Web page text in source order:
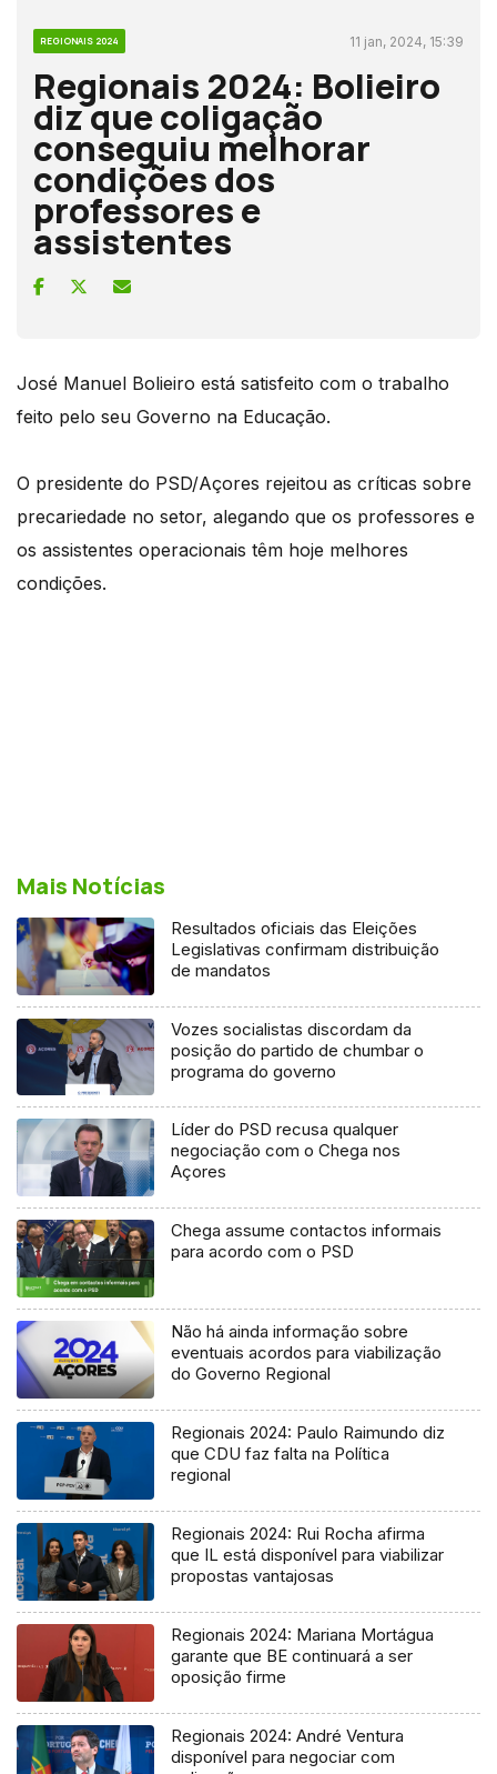
REGIONAIS 2024 11 jan, 2024, 15:39
Regionais 2024: Bolieiro
diz que coligação
conseguiu melhorar
condições dos
professores e
assistentes
José Manuel Bolieiro está satisfeito com o trabalho
feito pelo seu Governo na Educação.
O presidente do PSD/Açores rejeitou as críticas sobre
precariedade no setor, alegando que os professores e
os assistentes operacionais têm hoje melhores
condições.
Mais Notícias
Resultados oficiais das Eleições
Legislativas confirmam distribuição
de mandatos
Vozes socialistas discordam da
posição do partido de chumbar o
programa do governo
Líder do PSD recusa qualquer
negociação com o Chega nos
Açores
Chega assume contactos informais
para acordo com o PSD
Não há ainda informação sobre
eventuais acordos para viabilização
do Governo Regional
Regionais 2024: Paulo Raimundo diz
que CDU faz falta na Política
regional
Regionais 2024: Rui Rocha afirma
que IL está disponível para viabilizar
propostas vantajosas
Regionais 2024: Mariana Mortágua
garante que BE continuará a ser
oposição firme
Regionais 2024: André Ventura
disponível para negociar com